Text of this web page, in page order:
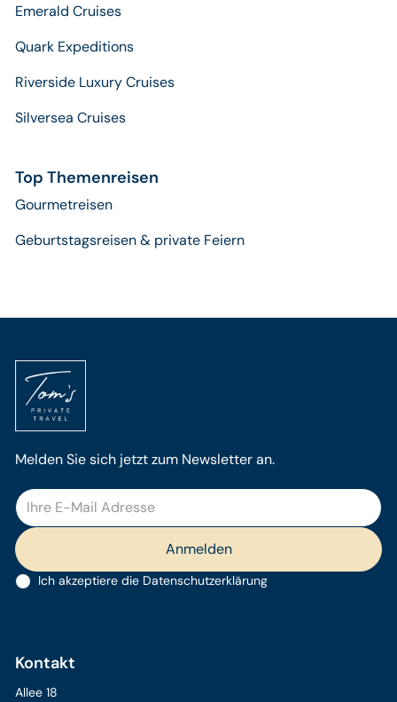
Emerald Cruises
Quark Expeditions
Riverside Luxury Cruises
Silversea Cruises
Top Themenreisen
Gourmetreisen
Geburtstagsreisen & private Feiern
Melden Sie sich jetzt zum Newsletter an.
Ich akzeptiere die Datenschutzerklärung
Kontakt
Allee 18